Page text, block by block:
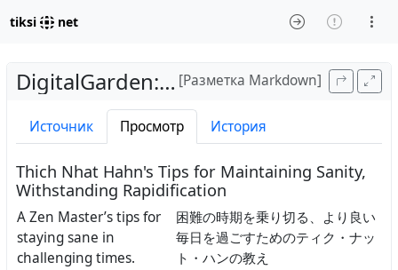
tiksi net
[Разметка Markdown]
DigitalGarden:
Источник Просмотр История
Thich Nhat Hahn's Tips for Maintaining Sanity,
Withstanding Rapidification
A Zen Master’s tips for
staying sane in
challenging times.
困難の時期を乗り切る、より良い
毎日を過ごすためのティク・ナッ
ト・ハンの教え